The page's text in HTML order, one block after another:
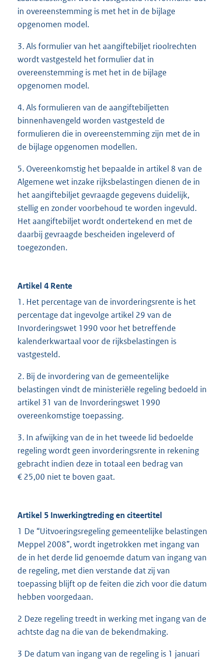
in overeenstemming is met het in de bijlage
opgenomen model.
3. Als formulier van het aangiftebiljet rioolrechten
wordt vastgesteld het formulier dat in
overeenstemming is met het in de bijlage
opgenomen model.
4. Als formulieren van de aangiftebiljetten
binnenhavengeld worden vastgesteld de
formulieren die in overeenstemming zijn met de in
de bijlage opgenomen modellen.
5. Overeenkomstig het bepaalde in artikel 8 van de
Algemene wet inzake rijksbelastingen dienen de in
het aangiftebiljet gevraagde gegevens duidelijk,
stellig en zonder voorbehoud te worden ingevuld.
Het aangiftebiljet wordt ondertekend en met de
daarbij gevraagde bescheiden ingeleverd of
toegezonden.
Artikel 4 Rente
1. Het percentage van de invorderingsrente is het
percentage dat ingevolge artikel 29 van de
Invorderingswet 1990 voor het betreffende
kalenderkwartaal voor de rijksbelastingen is
vastgesteld.
2. Bij de invordering van de gemeentelijke
belastingen vindt de ministeriële regeling bedoeld in
artikel 31 van de Invorderingswet 1990
overeenkomstige toepassing.
3. In afwijking van de in het tweede lid bedoelde
regeling wordt geen invorderingsrente in rekening
gebracht indien deze in totaal een bedrag van
€ 25,00 niet te boven gaat.
Artikel 5 Inwerkingtreding en citeertitel
1 De “Uitvoeringsregeling gemeentelijke belastingen
Meppel 2008”, wordt ingetrokken met ingang van
de in het derde lid genoemde datum van ingang van
de regeling, met dien verstande dat zij van
toepassing blijft op de feiten die zich voor die datum
hebben voorgedaan.
2 Deze regeling treedt in werking met ingang van de
achtste dag na die van de bekendmaking.
3 De datum van ingang van de regeling is 1 januari